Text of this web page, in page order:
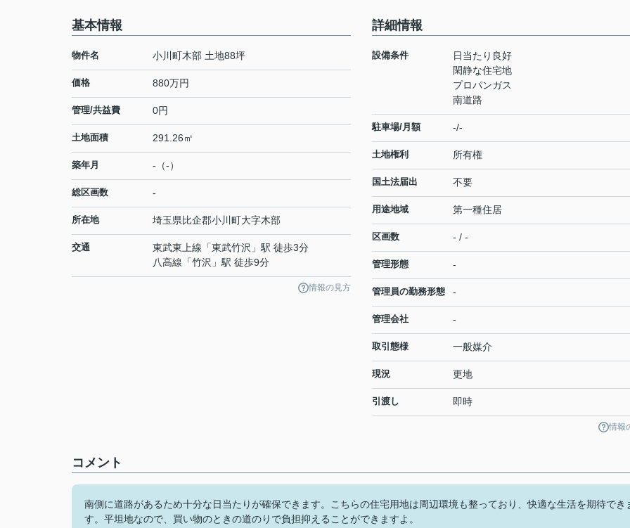
基本情報
物件名 小川町木部 土地88坪
価格 880万円
管理/共益費 0円
土地面積 291.26㎡
築年月 -（-）
総区画数 -
所在地 埼玉県比企郡小川町大字木部
交通 東武東上線 「東武竹沢 」駅 徒歩3分
八高線 「竹沢 」駅 徒歩9分
情報の見方
詳細情報
設備条件
日当たり良好
閑静な住宅地
プロパンガス
南道路
駐車場/月額 -/-
土地権利 所有権
国土法届出 不要
用途地域 第一種住居
区画数 - / -
管理形態 -
管理員の勤務形態 -
管理会社 -
取引態様 一般媒介
現況 更地
引渡し 即時
情報
コメント
南側に道路があるため十分な日当たりが確保できます。こちらの住宅用地は周辺環境も整っており、快適な生活を期待でき
す。平坦地なので、買い物のときの道のりで負担抑えることができますよ。